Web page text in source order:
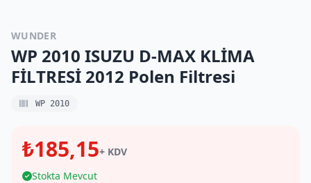
WUNDER
WP 2010 ISUZU D-MAX KLİMA
FİLTRESİ 2012 Polen Filtresi
WP 2010
₺185,15+ KDV
Stokta Mevcut